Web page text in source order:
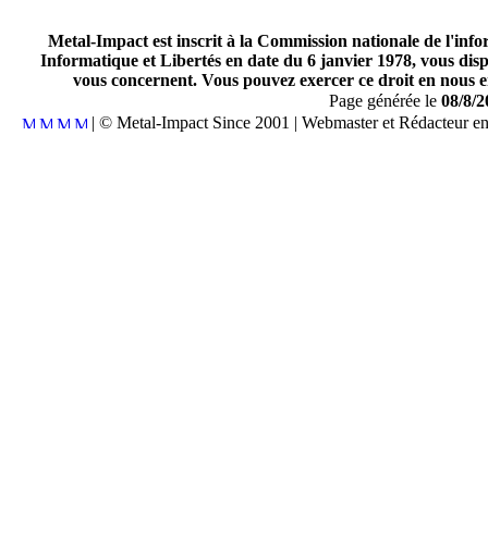
Metal-Impact est inscrit à la Commission nationale de
Informatique et Libertés en date du 6 janvier 1978, vous
vous concernent. Vous pouvez exercer ce droit en
Page générée le 08/8/
| © Metal-Impact Since 2001 | Webmaster et Rédacteur